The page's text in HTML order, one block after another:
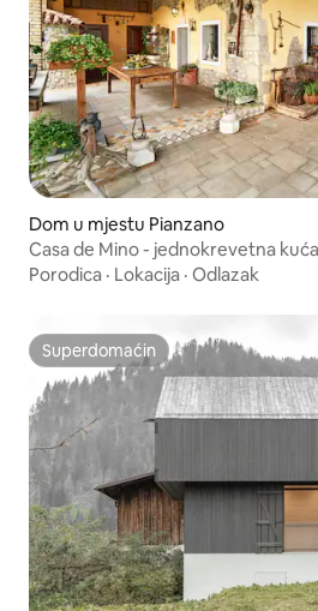
Dom u mjestu Pianzano
Casa de Mino - jednokrevetna
Porodica · Lokacija · Odlazak
Superdomaćin
Superdomaćin